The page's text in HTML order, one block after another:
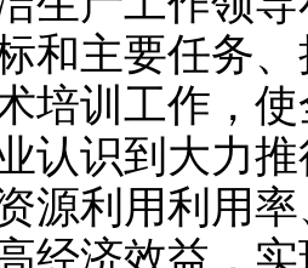
和主要任务
培训工作，
认识到大力
源利用利用
经济效益，